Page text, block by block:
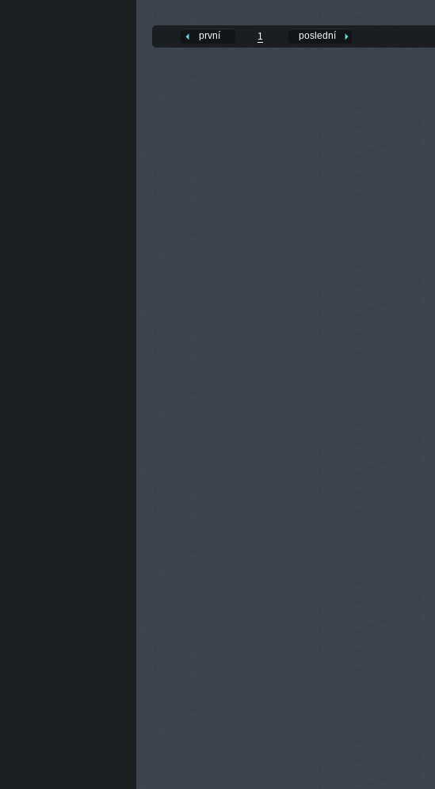
první 1 poslední